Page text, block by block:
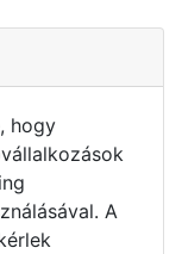
hogy
A